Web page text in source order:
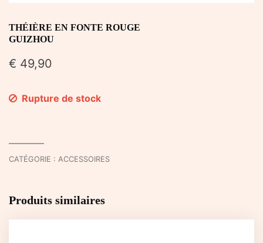
THÉIÈRE EN FONTE ROUGE
GUIZHOU
€ 49,90
Rupture de stock
CATÉGORIE : ACCESSOIRES
Produits similaires